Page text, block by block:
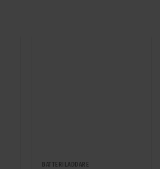
BATTERILADDARE